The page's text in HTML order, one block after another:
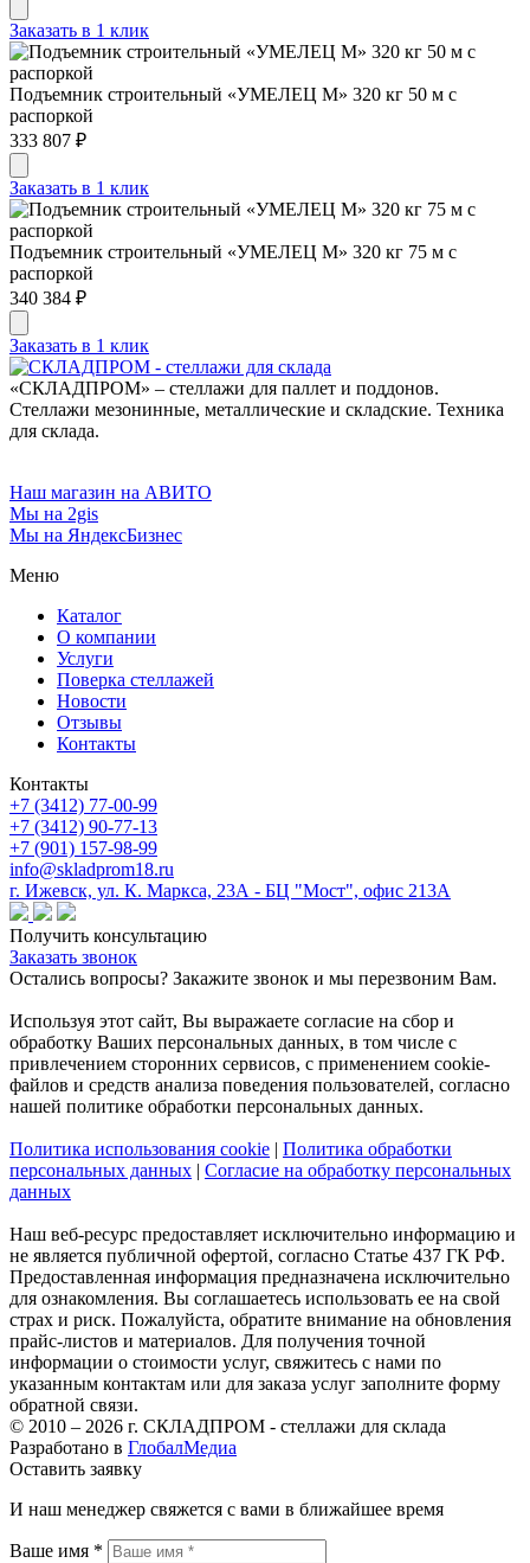
Заказать в 1 клик
Подъемник строительный «УМЕЛЕЦ М» 320 кг 50 м с
распоркой
333 807 ₽
Заказать в 1 клик
Подъемник строительный «УМЕЛЕЦ М» 320 кг 75 м с
распоркой
340 384 ₽
Заказать в 1 клик
«СКЛАДПРОМ» – стеллажи для паллет и поддонов.
Стеллажи мезонинные, металлические и складские. Техника
для склада.
Наш магазин на АВИТО
Мы на 2gis
Мы на ЯндексБизнес
Меню
Каталог
О компании
Услуги
Поверка cтеллажей
Новости
Отзывы
Контакты
Контакты
+7 (3412) 77-00-99
+7 (3412) 90-77-13
+7 (901) 157-98-99
info@skladprom18.ru
г. Ижевск, ул. К. Маркса, 23А - БЦ "Мост", офис 213А
Получить консультацию
Заказать звонок
Остались вопросы? Закажите звонок и мы перезвоним Вам.
Используя этот сайт, Вы выражаете согласие на сбор и
обработку Ваших персональных данных, в том числе с
привлечением сторонних сервисов, с применением cookie-
файлов и средств анализа поведения пользователей, согласно
нашей политике обработки персональных данных.
Политика использования cookie | Политика обработки
персональных данных | Согласие на обработку персональных
данных
Наш веб-ресурс предоставляет исключительно информацию и
не является публичной офертой, согласно Статье 437 ГК РФ.
Предоставленная информация предназначена исключительно
для ознакомления. Вы соглашаетесь использовать ее на свой
страх и риск. Пожалуйста, обратите внимание на обновления
прайс-листов и материалов. Для получения точной
информации о стоимости услуг, свяжитесь с нами по
указанным контактам или для заказа услуг заполните форму
обратной связи.
© 2010 – 2026 г. СКЛАДПРОМ - стеллажи для склада
Разработано в ГлобалМедиа
Оставить заявку
И наш менеджер свяжется с вами в ближайшее время
Ваше имя *